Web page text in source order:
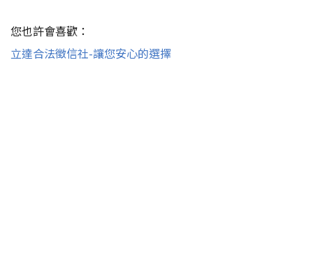
您也許會喜歡：
立達合法徵信社-讓您安心的選擇